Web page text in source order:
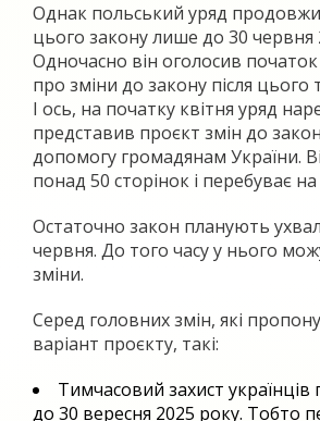
Однак польський уряд
цього закону лише до 30 червня
Одночасно він оголосив
про зміни до закону після цього
І ось, на початку квітня уряд
представив проєкт змін до
допомогу громадянам України.
понад 50 сторінок і перебуває
Остаточно закон планують
червня. До того часу у нього
зміни.
Серед головних змін, які
варіант проєкту, такі:
Тимчасовий захист
до 30 вересня 2025 року. Тобто